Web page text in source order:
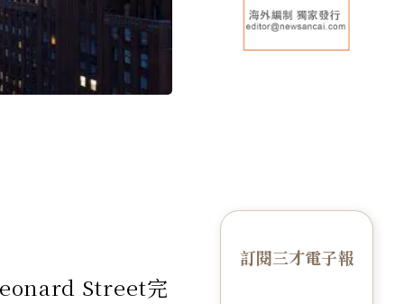
Street完
訂閱三才電子報